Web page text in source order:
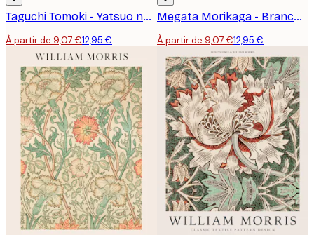
Taguchi Tomoki - Yatsuo no Tsubaki Poster
À partir de 9,07 €12,95 €
Megata Morikaga - Branches de Prunier en Fleurs Poster
À partir de 9,07 €12,95 €